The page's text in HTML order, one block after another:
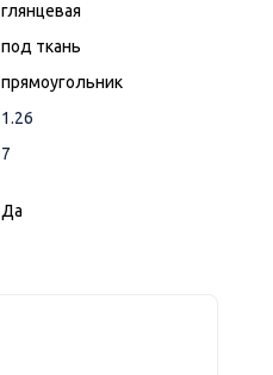
глянцевая
под ткань
прямоугольник
1.26
7
Да